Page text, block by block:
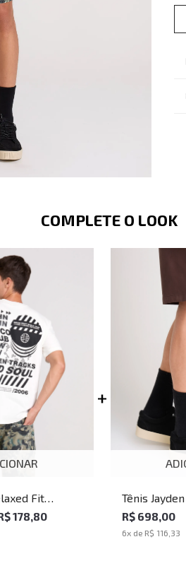
COMPLETE O LOOK
Fit
John John
178,80
Tênis
Masculino
R$ 698,00
6x de R$ 116,33